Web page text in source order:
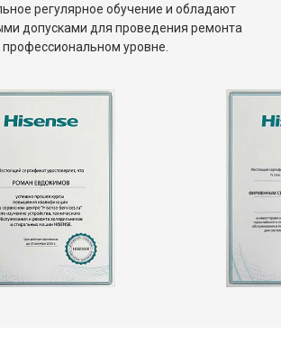
регулярное обучение и обладают
допусками для проведения ремонта
профессиональном уровне.